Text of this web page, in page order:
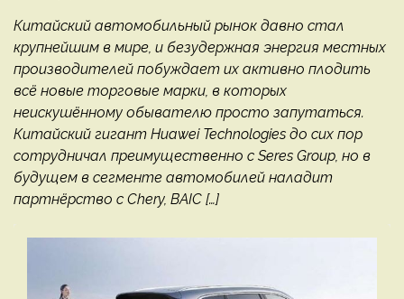
Китайский автомобильный рынок давно стал
крупнейшим в мире, и безудержная энергия местных
производителей побуждает их активно плодить
всё новые торговые марки, в которых
неискушённому обывателю просто запутаться.
Китайский гигант Huawei Technologies до сих пор
сотрудничал преимущественно с Seres Group, но в
будущем в сегменте автомобилей наладит
партнёрство с Chery, BAIC […]